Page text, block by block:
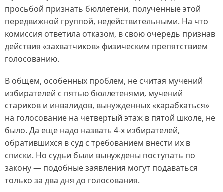
просьбой признать бюллетени, полученные этой
передвижной группой, недействительными. На что
комиссия ответила отказом, в свою очередь признав
действия «захватчиков» физическим препятствием
голосованию.
В общем, особенных проблем, не считая мучений
избирателей с пятью бюллетенями, мучений
стариков и инвалидов, вынужденных «карабкаться»
на голосование на четвертый этаж в пятой школе, не
было. Да еще надо назвать 4‑х избирателей,
обратившихся в суд с требованием внести их в
списки. Но судьи были вынуждены поступать по
закону — подобные заявления могут подаваться
только за два дня до голосования.